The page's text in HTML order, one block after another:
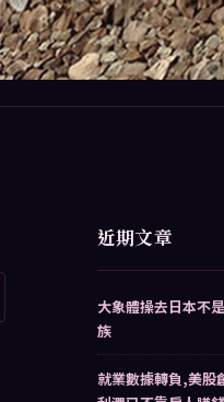
近期文章
大象體操去日本不
族
就業數據轉負,美